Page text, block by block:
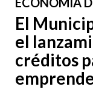
El
el
créditos